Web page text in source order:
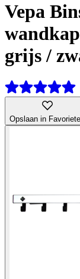
Vepa
grijs /
Opslaan in